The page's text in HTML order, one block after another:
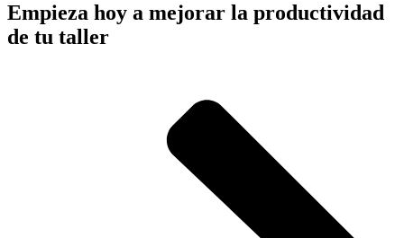
Empieza hoy a mejorar la productividad
de tu taller